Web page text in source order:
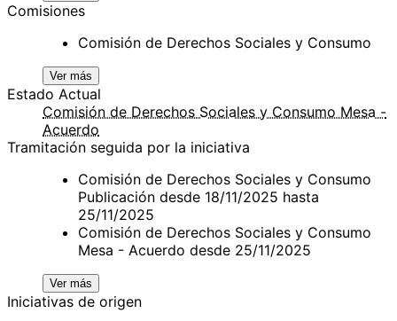
Comisiones
Comisión de Derechos Sociales y Consumo
Ver más
Estado Actual
Comisión de Derechos Sociales y Consumo Mesa -
Acuerdo
Tramitación seguida por la iniciativa
Comisión de Derechos Sociales y Consumo
Publicación desde 18/11/2025 hasta
25/11/2025
Comisión de Derechos Sociales y Consumo
Mesa - Acuerdo desde 25/11/2025
Ver más
Iniciativas de origen